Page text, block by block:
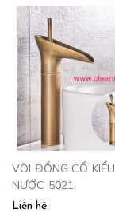
VÒI ĐỒNG CỔ
NƯỚC 5021
Liên hệ